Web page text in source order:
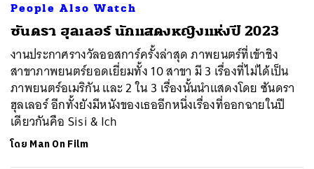
People Also Watch
ซันดรา ฮุลเลอร์ นักแสดงหญิงแห่งปี 2023
งานประกาศรางวัลออสการ์ครั้งล่าสุด ภาพยนตร์ที่เข้าชิง
สาขาภาพยนตร์ยอดเยี่ยมทั้ง 10 สาขา มี 3 เรื่องที่ไม่ได้เป็น
ภาพยนตร์อเมริกัน และ 2 ใน 3 เรื่องนั้นนำแสดงโดย ซันดรา
ฮุลเลอร์ อีกทั้งยังมีหนังของเธออีกหนึ่งเรื่องที่ออกฉายในปี
เดียวกันคือ Sisi & Ich
โดย Man On Film